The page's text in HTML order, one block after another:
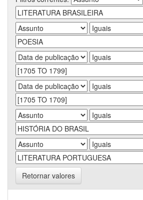
Retornar valores